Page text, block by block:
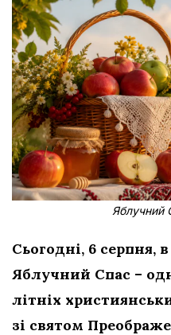
Яблучний
Сьогодні, 6 серпня,
Яблучний Спас –
літніх
зі святом